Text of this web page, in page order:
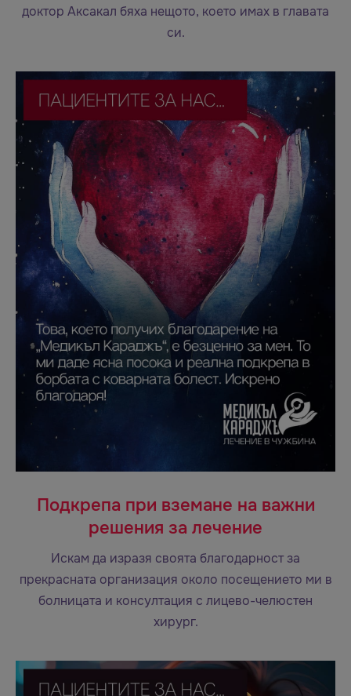
доктор Аксакал бяха нещото, което имах в главата
си.
Подкрепа при вземане на важни
решения за лечение
Искам да изразя своята благодарност за
прекрасната организация около посещението ми в
болницата и консултация с лицево-челюстен
хирург.